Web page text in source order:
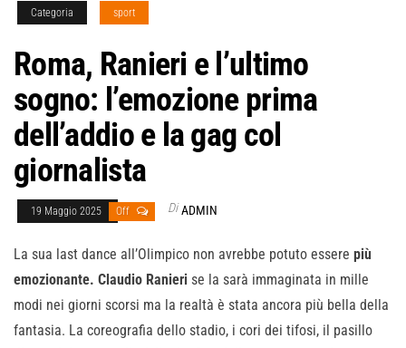
Categoria sport
Roma, Ranieri e l’ultimo
sogno: l’emozione prima
dell’addio e la gag col
giornalista
19 Maggio 2025 Off Di ADMIN
La sua last dance all’Olimpico non avrebbe potuto essere più
emozionante. Claudio Ranieri se la sarà immaginata in mille
modi nei giorni scorsi ma la realtà è stata ancora più bella della
fantasia. La coreografia dello stadio, i cori dei tifosi, il pasillo